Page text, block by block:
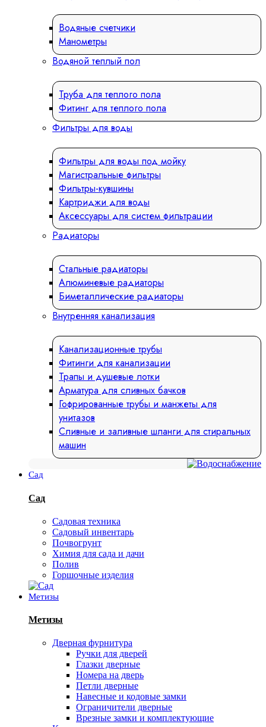
Водяные счетчики
Манометры
Водяной теплый пол
Труба для теплого пола
Фитинг для теплого пола
Фильтры для воды
Фильтры для воды под мойку
Магистральные фильтры
Фильтры-кувшины
Картриджи для воды
Аксессуары для систем фильтрации
Радиаторы
Стальные радиаторы
Алюминевые радиаторы
Биметаллические радиаторы
Внутренняя канализация
Канализационные трубы
Фитинги для канализации
Трапы и душевые лотки
Арматура для сливных бачков
Гофрированные трубы и манжеты для
унитазов
Сливные и заливные шланги для стиральных
машин
Сад
Сад
Садовая техника
Садовый инвентарь
Почвогрунт
Химия для сада и дачи
Полив
Горшочные изделия
Метизы
Метизы
Дверная фурнитура
Ручки для дверей
Глазки дверные
Номера на дверь
Петли дверные
Навесные и кодовые замки
Ограничители дверные
Врезные замки и комплектующие